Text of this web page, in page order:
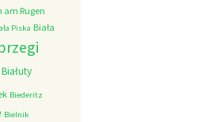
am Rugen
Piska Biała
Białuty
Biederitz
Bielnik